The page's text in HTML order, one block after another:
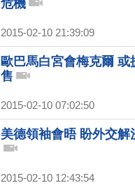
危機
2015-02-10 21:39:09
歐巴馬白宮會梅克爾 或
售
2015-02-10 07:02:50
美德領袖會晤 盼外交解
2015-02-10 12:43:54